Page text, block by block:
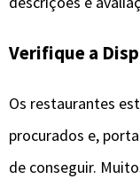
Verifique a
Os restaurantes
procurados e,
de conseguir.